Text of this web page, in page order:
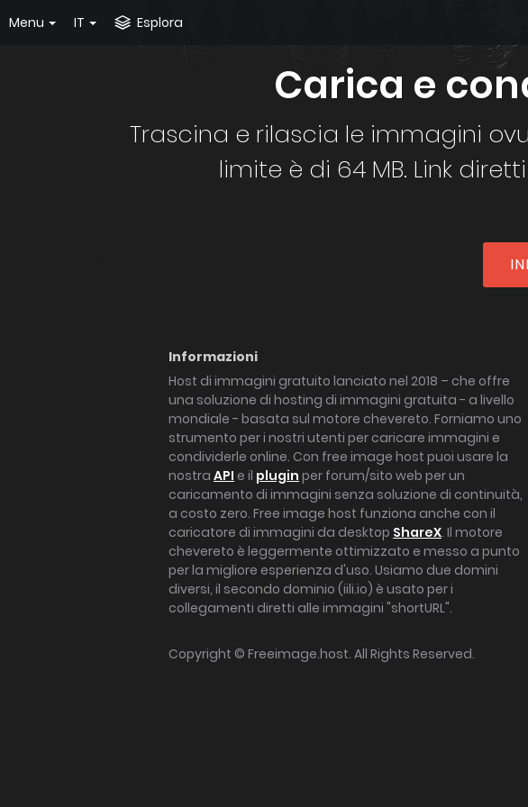
Menu IT Esplora
Carica e
Trascina e rilascia le immagini
limite è di 64 MB. Link
Informazioni
Host di immagini gratuito lanciato nel 2018 – che offre
una soluzione di hosting di immagini gratuita - a livello
mondiale - basata sul motore chevereto. Forniamo uno
strumento per i nostri utenti per caricare immagini e
condividerle online. Con free image host puoi usare la
nostra API e il plugin per forum/sito web per un
caricamento di immagini senza soluzione di continuità,
a costo zero. Free image host funziona anche con il
caricatore di immagini da desktop ShareX. Il motore
chevereto è leggermente ottimizzato e messo a punto
per la migliore esperienza d'uso. Usiamo due domini
diversi, il secondo dominio (iili.io) è usato per i
collegamenti diretti alle immagini "shortURL".
Copyright © Freeimage.host. All Rights Reserved.